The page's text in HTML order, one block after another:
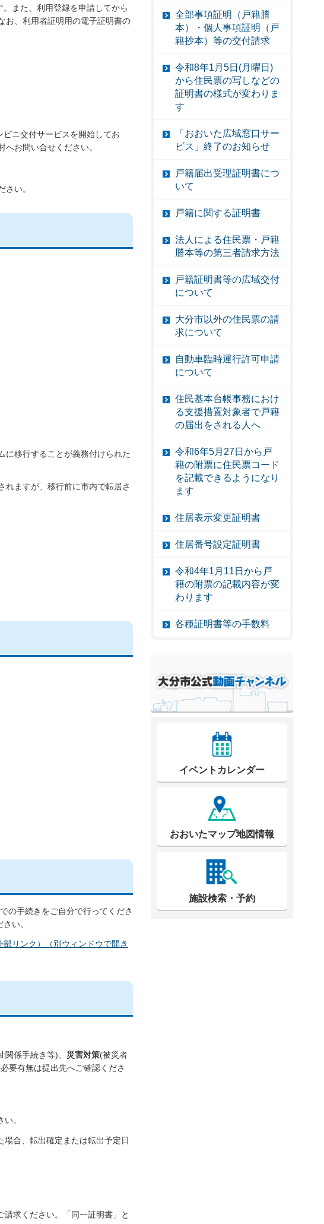
また、利用登録を申請してから
お、利用者証明用の電子証明書の
ニ交付サービスを開始してお
お問い合せください。
い。
に移行することが義務付けられた
れますが、移行前に市内で転居さ
の手続きをご自分で行ってくださ
い。
リンク）（別ウィンドウで開き
関係手続き等)、 災害対策(被災者
要有無は提出先へご確認くださ
。
合、転出確定または転出予定日
請求ください。「同一証明書」と
全部事項証明（戸籍謄
本）・個人事項証明（戸
籍抄本）等の交付請求
令和8年1月5日(月曜日)
から住民票の写しなどの
証明書の様式が変わりま
す
「おおいた広域窓口サー
ビス」終了のお知らせ
戸籍届出受理証明書につ
いて
戸籍に関する証明書
法人による住民票・戸籍
謄本等の第三者請求方法
戸籍証明書等の広域交付
について
大分市以外の住民票の請
求について
自動車臨時運行許可申請
について
住民基本台帳事務におけ
る支援措置対象者で戸籍
の届出をされる人へ
令和6年5月27日から戸
籍の附票に住民票コード
を記載できるようになり
ます
住居表示変更証明書
住居番号設定証明書
令和4年1月11日から戸
籍の附票の記載内容が変
わります
各種証明書等の手数料
イベントカレンダー
おおいたマップ地図情報
施設検索・予約